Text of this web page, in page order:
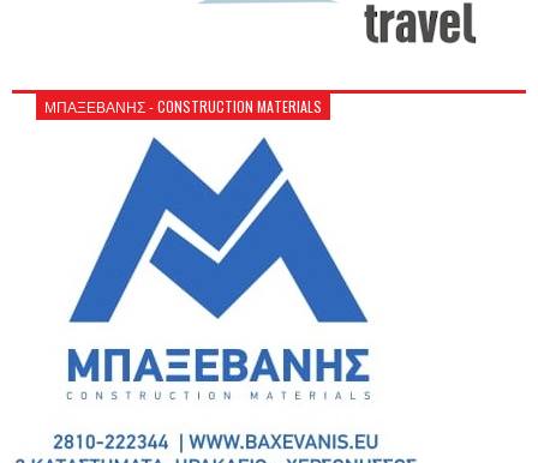
ΜΠΑΞΕΒΑΝΗΣ - CONSTRUCTION MATERIALS